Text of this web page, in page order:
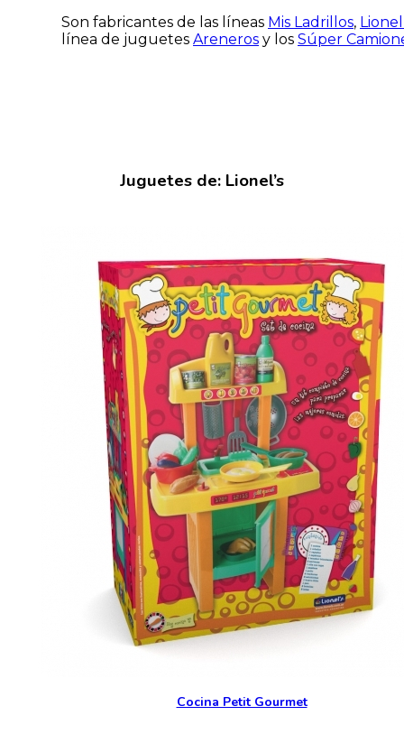
Son fabricantes de las líneas Mis Ladrillos,
línea de juguetes Areneros y los Súper
Juguetes de: Lionel’s
Cocina Petit Gourmet